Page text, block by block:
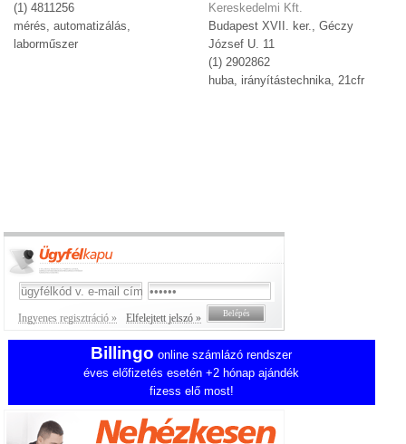
(1) 4811256
mérés, automatizálás,
laborműszer
Kereskedelmi Kft.
Budapest XVII. ker., Géczy
József U. 11
(1) 2902862
huba, irányítástechnika, 21cfr
Ingyenes regisztráció » Elfelejtett jelszó »
Billingo online számlázó rendszer
éves előfizetés esetén +2 hónap ajándék
fizess elő most!